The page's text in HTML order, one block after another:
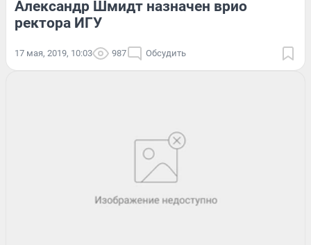
Александр Шмидт назначен врио
ректора ИГУ
17 мая, 2019, 10:03 987 Обсудить